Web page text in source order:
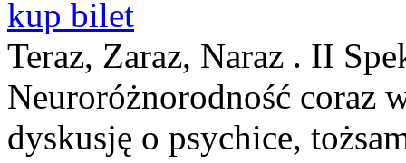
kup bilet
Teraz, Zaraz, Naraz . II
Neuroróżnorodność coraz
dyskusję o psychice,